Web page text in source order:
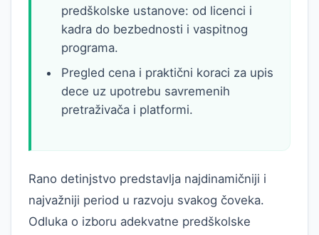
predškolske ustanove: od licenci i
kadra do bezbednosti i vaspitnog
programa.
Pregled cena i praktični koraci za upis
dece uz upotrebu savremenih
pretraživača i platformi.
Rano detinjstvo predstavlja najdinamičniji i
najvažniji period u razvoju svakog čoveka.
Odluka o izboru adekvatne predškolske